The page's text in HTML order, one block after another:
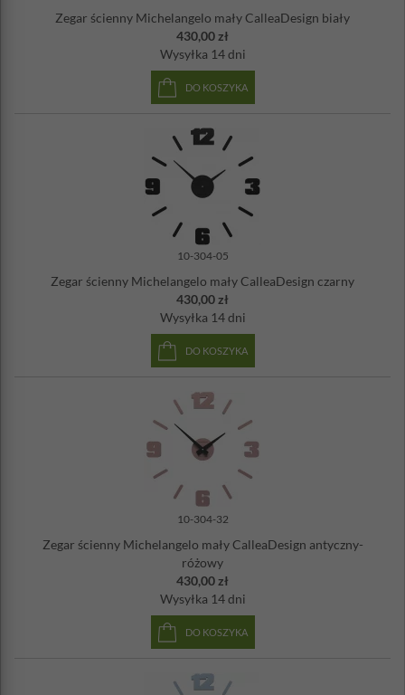
Zegar ścienny Michelangelo mały CalleaDesign biały
430,00 zł
Wysyłka 14 dni
DO KOSZYKA
10-304-05
Zegar ścienny Michelangelo mały CalleaDesign czarny
430,00 zł
Wysyłka 14 dni
DO KOSZYKA
10-304-32
Zegar ścienny Michelangelo mały CalleaDesign antyczny-
różowy
430,00 zł
Wysyłka 14 dni
DO KOSZYKA